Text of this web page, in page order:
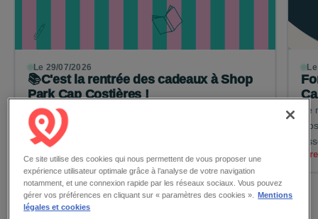
Le 29/07/2026
📚C'est la rentrée des cadeaux à Shop
Park Cap Costières !
Du 19 août au 5 septembre, rendez-vous sur la
place centrale pour tenter votre chance et repartir
avec de nombreux cadeaux ! &nbs...
Lire la suite →
Ce site utilise des cookies qui nous permettent de vous proposer une
expérience utilisateur optimale grâce à l’analyse de votre navigation
notamment, et une connexion rapide par les réseaux sociaux. Vous pouvez
gérer vos préférences en cliquant sur « paramètres des cookies ».
Mentions
légales et cookies